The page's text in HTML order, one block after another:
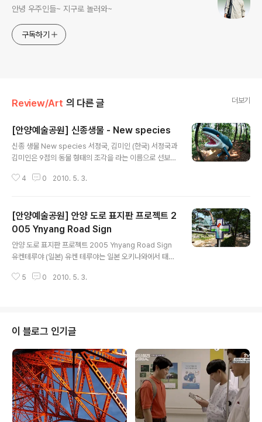
안녕 우주인들~ 지구로 놀러와~
구독하기
Review/Art 의 다른 글 더보기
[안양예술공원] 신종생물 - New species
신종 생물 New species 서정국, 김미인 (한국) 서정국과
김미인은 9점의 동물 형태의 조각을 라는 이름으로 선보인
라 숲 속으로 들어가면 동물과 식물 또는 서로 다른 동물들
눈에 띈다. 그런데 멀리서 볼 때와는 다소 다른 모습이 눈에
보인다. 같이 같던 다른 분은 "아우~ 이게 뭐야???"라는 반
응과 또 다른 분은 "와~~ 이거 재미있네~~"라는 극과 극
이 갈렸던 동물 작품들이다. 얼룩말의 얼굴에 타조 몸통. 상
어 얼굴에 공룡 다리. 장미가 달린 표범등 여러가지 작품이
있다. 또 하나는 작품 보는데 불편함이 없도록 나무로 길이
4 0 2010. 5. 3.
[안양예술공원] 안양 도로 표지판 프로젝트 2
005 Ynyang Road Sign
안양 도로 표지판 프로젝트 2005 Ynyang Road Sign
유켄테루야 (일본) 유켄 테루야는 일본 오키나와에서 태어
태인 와 는 작가가 안양을 방문하던 중에 뉴스 방송에서 서
원형의 형태에서 유에프오의 형태로 수렴되어 간다. 작가
는 이 작업을 통해 기존의 지표의 기호를 상징의 기호와 혼
합하였다. 그냥 쉽게 지나칠 수 있는 표지판을 보면서 그냥
"재밌네" "하하하" 이 정도였다. 사진을 정리하고 자료를
찾아 보던 중에 이 것 또한 작품이라는 것이다. 실제로 아래
사진들을 보면 재미 ..
5 0 2010. 5. 3.
이 블로그 인기글